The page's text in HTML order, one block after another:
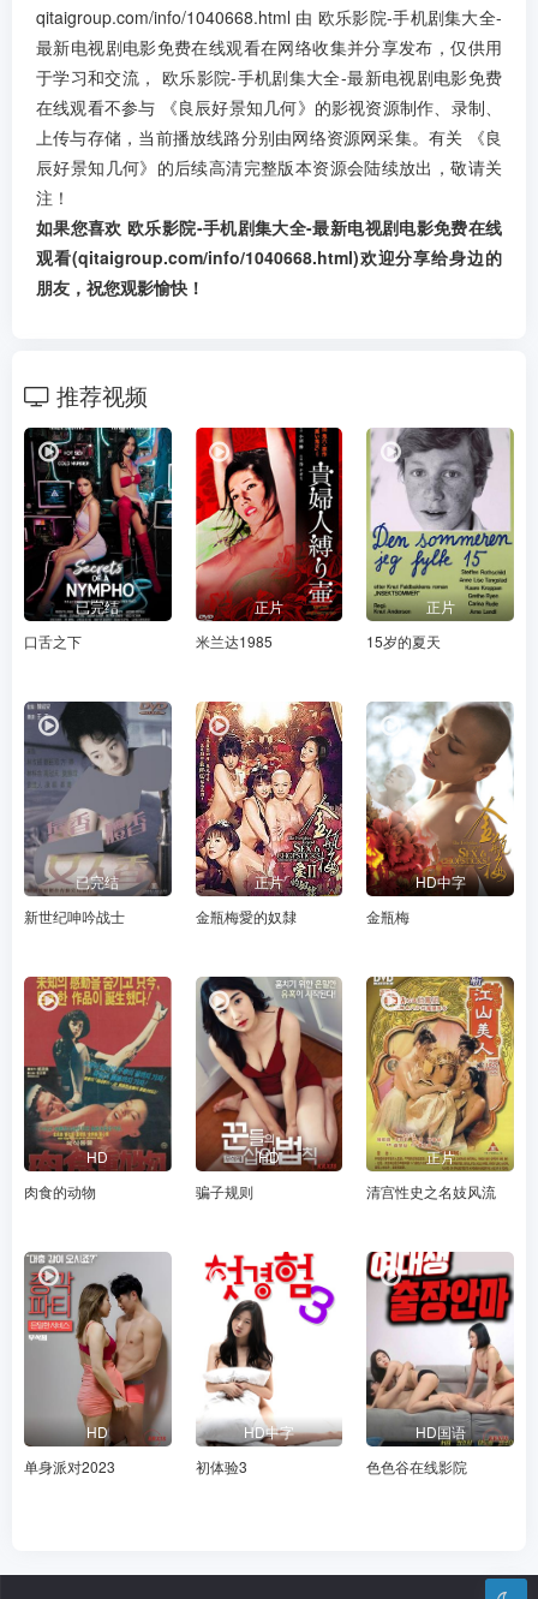
qitaigroup.com/info/1040668.html 由 欧乐影院-手机剧集大全-
最新电视剧电影免费在线观看在网络收集并分享发布，仅供用
于学习和交流， 欧乐影院-手机剧集大全-最新电视剧电影免费
在线观看不参与 《良辰好景知几何》的影视资源制作、录制、
上传与存储，当前播放线路分别由网络资源网采集。有关 《良
辰好景知几何》的后续高清完整版本资源会陆续放出，敬请关
注！
如果您喜欢 欧乐影院-手机剧集大全-最新电视剧电影免费在线
观看(qitaigroup.com/info/1040668.html)欢迎分享给身边的
朋友，祝您观影愉快！
推荐视频
已完结
口舌之下
正片
米兰达1985
正片
15岁的夏天
已完结
新世纪呻吟战士
正片
金瓶梅愛的奴隸
HD中字
金瓶梅
HD
肉食的动物
HD
骗子规则
正片
清宫性史之名妓风流
HD
单身派对2023
HD中字
初体验3
HD国语
色色谷在线影院